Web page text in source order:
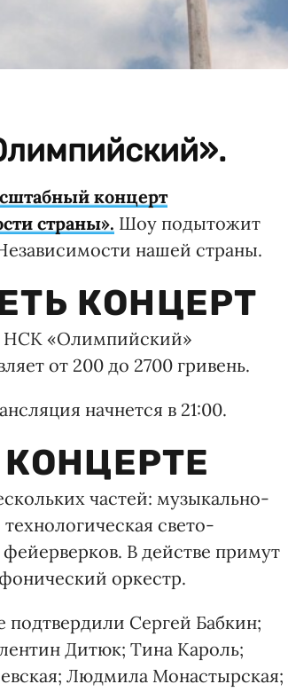
концерт
страны». Шоу подытожит
нашей страны.
КОНЦЕРТ
НСК «Олимпийский»
от 200 до 2700 гривень.
начнется в 21:00.
частей: музыкально-
свето-
В действе примут
оркестр.
подтвердили Сергей Бабкин;
Дитюк; Тина Кароль;
Людмила Монастырская;